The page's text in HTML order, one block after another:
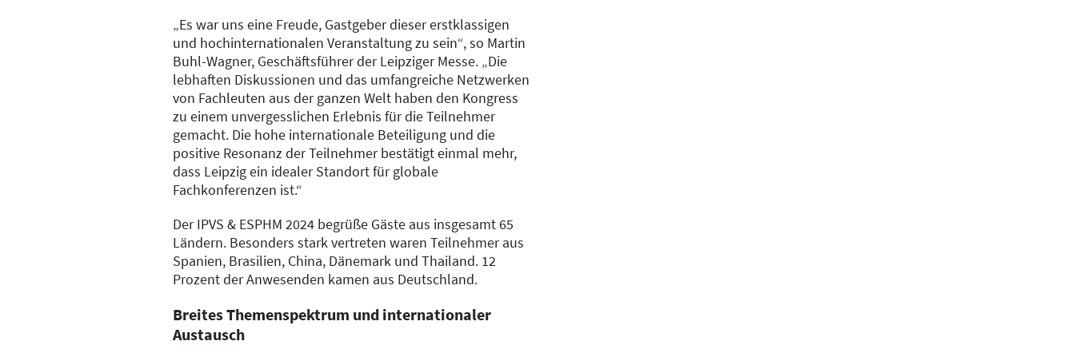
„Es war uns eine Freude, Gastgeber dieser erstklassigen
und hochinternationalen Veranstaltung zu sein“, so Martin
Buhl-Wagner, Geschäftsführer der Leipziger Messe. „Die
lebhaften Diskussionen und das umfangreiche Netzwerken
von Fachleuten aus der ganzen Welt haben den Kongress
zu einem unvergesslichen Erlebnis für die Teilnehmer
gemacht. Die hohe internationale Beteiligung und die
positive Resonanz der Teilnehmer bestätigt einmal mehr,
dass Leipzig ein idealer Standort für globale
Fachkonferenzen ist.“
Der IPVS & ESPHM 2024 begrüße Gäste aus insgesamt 65
Ländern. Besonders stark vertreten waren Teilnehmer aus
Spanien, Brasilien, China, Dänemark und Thailand. 12
Prozent der Anwesenden kamen aus Deutschland.
Breites Themenspektrum und internationaler
Austausch